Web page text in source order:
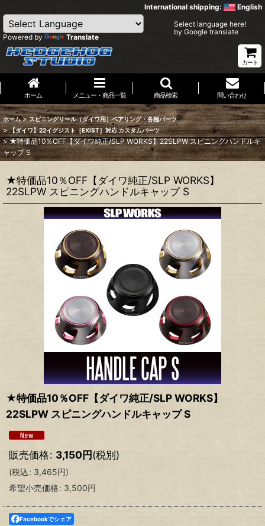
International shipping: English
Powered by Translate
Select language here!
by Google translate
カート
ホーム メニュー・商品一覧 商品検索 問い合わせ
ホーム > スピニングリール（ダイワ用）ベアリング・各種パーツ
> 【ダイワ】22イグジスト［EXIST］対応 カスタムパーツ
> ★特価品10％OFF【ダイワ純正/SLP WORKS】22SLPW スピニングハンドルキ
ャップ S
★特価品10％OFF【ダイワ純正/SLP WORKS】
22SLPW スピニングハンドルキャップ S
★特価品10％OFF【ダイワ純正/SLP WORKS】
22SLPW スピニングハンドルキャップ S
販売価格: 3,150円(税別)
(税込: 3,465円)
希望小売価格: 3,500円
Facebookでシェア